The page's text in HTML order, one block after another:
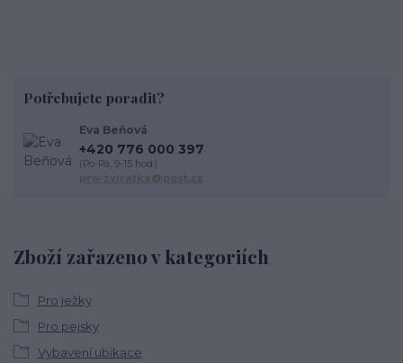
Zboží zařazeno v kategoriích
Pro ježky
Pro pejsky
Vybavení ubikace
Potřebujete poradit?
Eva Beňová
+420 776 000 397
(Po-Pá, 9-15 hod.)
pro-zviratka@post.cz